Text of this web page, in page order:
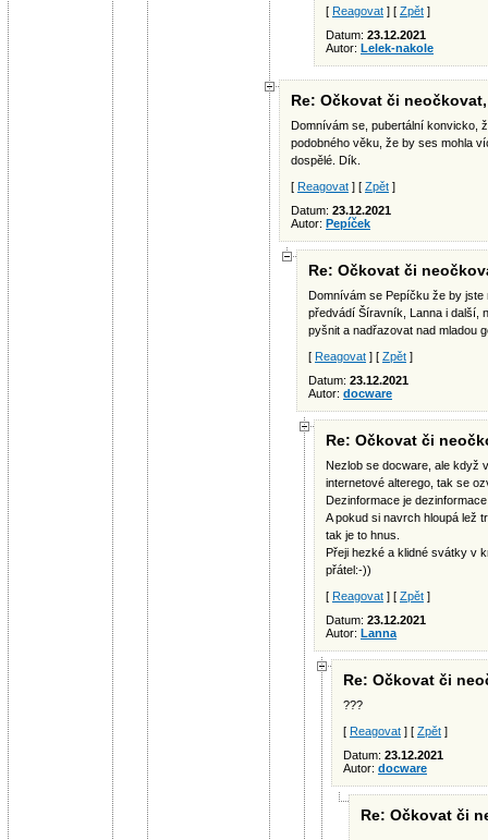
[ Reagovat ] [ Zpět ]
Datum: 23.12.2021
Autor: Lelek-nakole
Re: Očkovat či
Domnívám se, pubertální konvicko,
podobného věku, že by ses mohla
dospělé. Dík.
[ Reagovat ] [ Zpět ]
Datum: 23.12.2021
Autor: Pepíček
Re: Očkovat či
Domnívám se Pepíčku že by jste
předvádí Šíravník, Lanna i další,
pyšnit a nadřazovat nad mladou
[ Reagovat ] [ Zpět ]
Datum: 23.12.2021
Autor: docware
Re: Očkovat či
Nezlob se docware, ale když
internetové alterego, tak se
Dezinformace je
A pokud si navrch hloupá lež
tak je to hnus.
Přeji hezké a klidné svátky v
přátel:-))
[ Reagovat ] [ Zpět ]
Datum: 23.12.2021
Autor: Lanna
Re: Očkovat či
???
[ Reagovat ] [ Zpět ]
Datum: 23.12.2021
Autor: docware
Re: Očkovat či